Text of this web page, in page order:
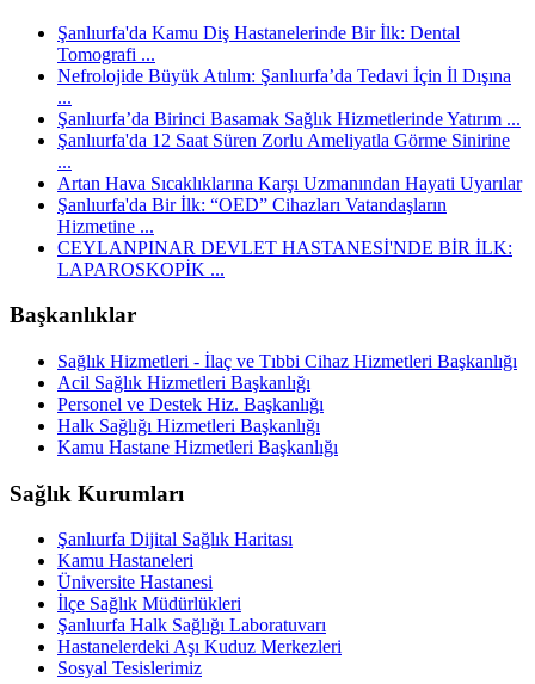
Şanlıurfa'da Kamu Diş Hastanelerinde Bir İlk: Dental
Tomografi ...
Nefrolojide Büyük Atılım: Şanlıurfa’da Tedavi İçin İl Dışına
...
Şanlıurfa’da Birinci Basamak Sağlık Hizmetlerinde Yatırım ...
Şanlıurfa'da 12 Saat Süren Zorlu Ameliyatla Görme Sinirine
...
Artan Hava Sıcaklıklarına Karşı Uzmanından Hayati Uyarılar
Şanlıurfa'da Bir İlk: “OED” Cihazları Vatandaşların
Hizmetine ...
CEYLANPINAR DEVLET HASTANESİ'NDE BİR İLK:
LAPAROSKOPİK ...
Başkanlıklar
Sağlık Hizmetleri - İlaç ve Tıbbi Cihaz Hizmetleri Başkanlığı
Acil Sağlık Hizmetleri Başkanlığı
Personel ve Destek Hiz. Başkanlığı
Halk Sağlığı Hizmetleri Başkanlığı
Kamu Hastane Hizmetleri Başkanlığı
Sağlık Kurumları
Şanlıurfa Dijital Sağlık Haritası
Kamu Hastaneleri
Üniversite Hastanesi
İlçe Sağlık Müdürlükleri
Şanlıurfa Halk Sağlığı Laboratuvarı
Hastanelerdeki Aşı Kuduz Merkezleri
Sosyal Tesislerimiz